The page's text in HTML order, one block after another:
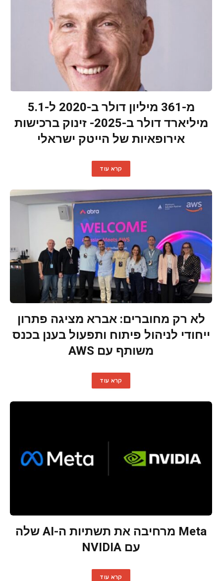
מ-361 מיליון דולר ב-2020 ל-5.1
מיליארד דולר ב-2025- זינוק ברכישות
אירופאיות של הייטק ישראלי
קרא עוד
לא רק מחוברים: אברא מציגה פתרון
ייחודי לניהול פיתוח ותפעול בענן בכנס
משותף עם AWS
קרא עוד
Meta מרחיבה את תשתיות ה-AI שלה
עם NVIDIA
קרא עוד